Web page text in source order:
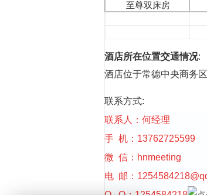
至尊双床房
酒店所在位置交通情况:
酒店位于常德中央商务
联系方式:
联系人：何经理
手 机：13762725599
微 信：hnmeeting
电 邮：